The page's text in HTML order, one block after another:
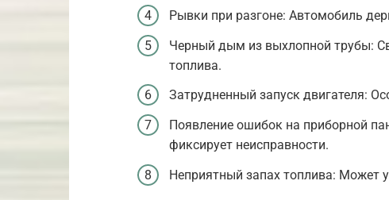
Рывки при разгоне: Автомобиль
Черный дым из выхлопной трубы:
топлива.
Затрудненный запуск двигателя:
Появление ошибок на приборной
фиксирует неисправности.
Неприятный запах топлива: Может